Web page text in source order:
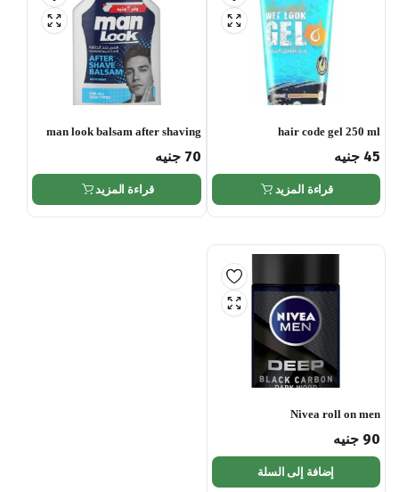
hair code gel 250 ml
45 جنيه
قراءة المزيد
man look balsam after shaving
70 جنيه
قراءة المزيد
Nivea roll on men
90 جنيه
إضافة إلى السلة